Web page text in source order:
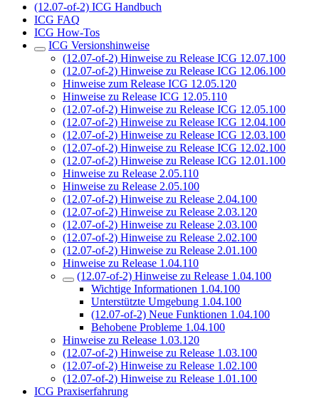
(12.07-of-2) ICG Handbuch
ICG FAQ
ICG How-Tos
ICG Versionshinweise
(12.07-of-2) Hinweise zu Release ICG 12.07.100
(12.07-of-2) Hinweise zu Release ICG 12.06.100
Hinweise zum Release ICG 12.05.120
Hinweise zu Release ICG 12.05.110
(12.07-of-2) Hinweise zu Release ICG 12.05.100
(12.07-of-2) Hinweise zu Release ICG 12.04.100
(12.07-of-2) Hinweise zu Release ICG 12.03.100
(12.07-of-2) Hinweise zu Release ICG 12.02.100
(12.07-of-2) Hinweise zu Release ICG 12.01.100
Hinweise zu Release 2.05.110
Hinweise zu Release 2.05.100
(12.07-of-2) Hinweise zu Release 2.04.100
(12.07-of-2) Hinweise zu Release 2.03.120
(12.07-of-2) Hinweise zu Release 2.03.100
(12.07-of-2) Hinweise zu Release 2.02.100
(12.07-of-2) Hinweise zu Release 2.01.100
Hinweise zu Release 1.04.110
(12.07-of-2) Hinweise zu Release 1.04.100
Wichtige Informationen 1.04.100
Unterstützte Umgebung 1.04.100
(12.07-of-2) Neue Funktionen 1.04.100
Behobene Probleme 1.04.100
Hinweise zu Release 1.03.120
(12.07-of-2) Hinweise zu Release 1.03.100
(12.07-of-2) Hinweise zu Release 1.02.100
(12.07-of-2) Hinweise zu Release 1.01.100
ICG Praxiserfahrung